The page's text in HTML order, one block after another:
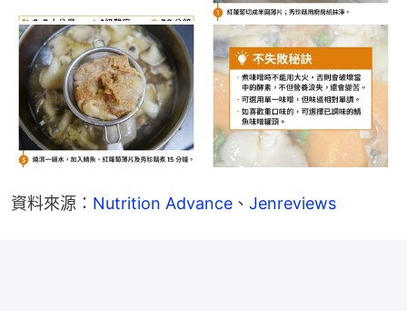
資料來源： Nutrition Advance 、 Jenreviews